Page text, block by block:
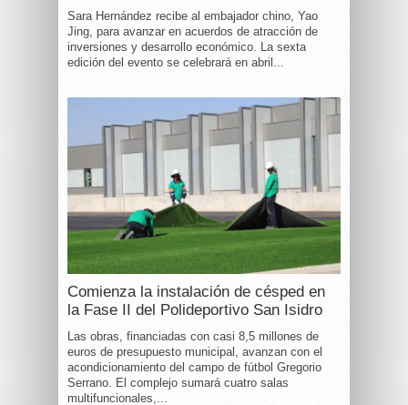
Sara Hernández recibe al embajador chino, Yao
Jing, para avanzar en acuerdos de atracción de
inversiones y desarrollo económico. La sexta
edición del evento se celebrará en abril...
Comienza la instalación de césped en
la Fase II del Polideportivo San Isidro
Las obras, financiadas con casi 8,5 millones de
euros de presupuesto municipal, avanzan con el
acondicionamiento del campo de fútbol Gregorio
Serrano. El complejo sumará cuatro salas
multifuncionales,...